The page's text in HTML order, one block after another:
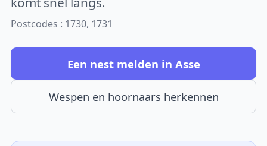
Postcodes : 1730, 1731
Een nest melden in Asse
Wespen en hoornaars herkennen